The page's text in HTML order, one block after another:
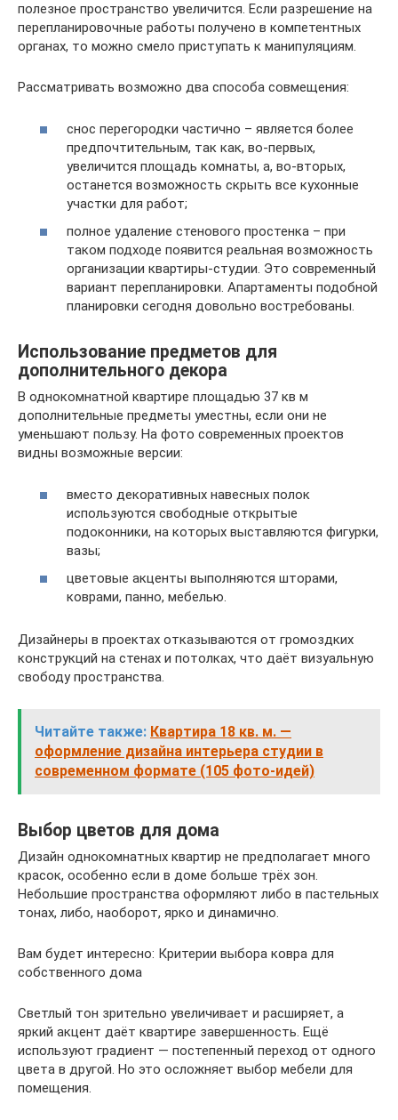
полезное пространство увеличится. Если разрешение на
перепланировочные работы получено в компетентных
органах, то можно смело приступать к манипуляциям.
Рассматривать возможно два способа совмещения:
снос перегородки частично – является более
предпочтительным, так как, во-первых,
увеличится площадь комнаты, а, во-вторых,
останется возможность скрыть все кухонные
участки для работ;
полное удаление стенового простенка – при
таком подходе появится реальная возможность
организации квартиры-студии. Это современный
вариант перепланировки. Апартаменты подобной
планировки сегодня довольно востребованы.
Использование предметов для
дополнительного декора
В однокомнатной квартире площадью 37 кв м
дополнительные предметы уместны, если они не
уменьшают пользу. На фото современных проектов
видны возможные версии:
вместо декоративных навесных полок
используются свободные открытые
подоконники, на которых выставляются фигурки,
вазы;
цветовые акценты выполняются шторами,
коврами, панно, мебелью.
Дизайнеры в проектах отказываются от громоздких
конструкций на стенах и потолках, что даёт визуальную
свободу пространства.
Читайте также: Квартира 18 кв. м. —
оформление дизайна интерьера студии в
современном формате (105 фото-идей)
Выбор цветов для дома
Дизайн однокомнатных квартир не предполагает много
красок, особенно если в доме больше трёх зон.
Небольшие пространства оформляют либо в пастельных
тонах, либо, наоборот, ярко и динамично.
Вам будет интересно: Критерии выбора ковра для
собственного дома
Светлый тон зрительно увеличивает и расширяет, а
яркий акцент даёт квартире завершенность. Ещё
используют градиент — постепенный переход от одного
цвета в другой. Но это осложняет выбор мебели для
помещения.